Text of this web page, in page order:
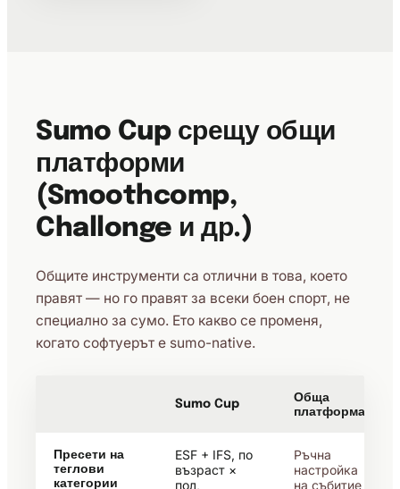
Sumo Cup срещу общи
платформи
(Smoothcomp,
Challonge и др.)
Общите инструменти са отлични в това, което
правят — но го правят за всеки боен спорт, не
специално за сумо. Ето какво се променя,
когато софтуерът е sumo-native.
Sumo Cup
Обща
платформа
Пресети на
теглови
категории
ESF + IFS, по
възраст ×
пол,
Ръчна
настройка
на събитие